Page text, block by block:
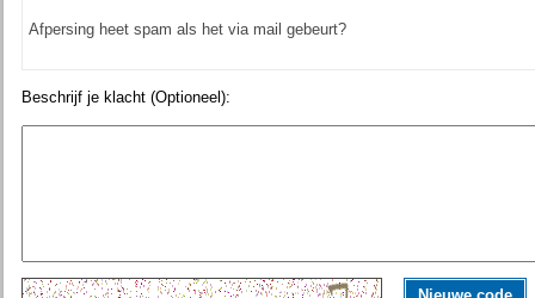
Afpersing heet spam als het via mail gebeurt?
Beschrijf je klacht (Optioneel):